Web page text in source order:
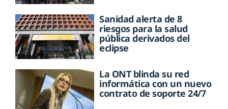
Sanidad alerta de 8
riesgos para la salud
pública derivados del
eclipse
La ONT blinda su red
informática con un nuevo
contrato de soporte 24/7